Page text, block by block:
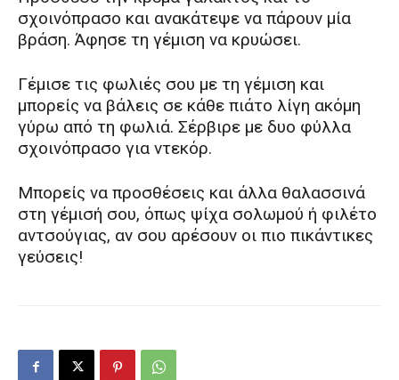
σχοινόπρασο και ανακάτεψε να πάρουν μία
βράση. Άφησε τη γέμιση να κρυώσει.
Γέμισε τις φωλιές σου με τη γέμιση και
μπορείς να βάλεις σε κάθε πιάτο λίγη ακόμη
γύρω από τη φωλιά. Σέρβιρε με δυο φύλλα
σχοινόπρασο για ντεκόρ.
Μπορείς να προσθέσεις και άλλα θαλασσινά
στη γέμισή σου, όπως ψίχα σολωμού ή φιλέτο
αντσούγιας, αν σου αρέσουν οι πιο πικάντικες
γεύσεις!